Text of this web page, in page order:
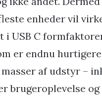
enheder vil
i USB C
er endnu
af udstyr –
brugeroplevelse